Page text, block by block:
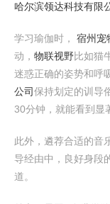
哈尔滨领达科技有限
学习瑜伽时， 宿州宠
动， 物联视野比如猫
迷惑正确的姿势和呼
公司保持划定的训导
30分钟，就能看到显
此外，遴荐合适的音
导经由中，良好身段
道。